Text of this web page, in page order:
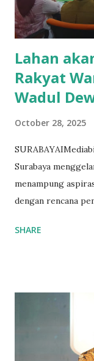
29, Surabaya.
perusahaan, pipa
diamete...
Lahan
Rakyat
Wadul
October 28, 2025
Surabaya
menampung
dengan rencana
berlangsung di
(DKPP) Pemkot
masyarakat
menyampaikan
pembangunan
SHARE